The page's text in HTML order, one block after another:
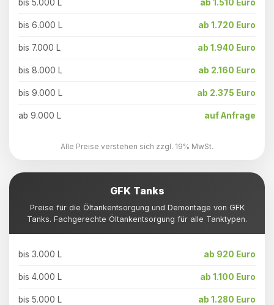
bis 5.000 L ab 1.510 Euro
bis 6.000 L ab 1.720 Euro
bis 7.000 L ab 1.940 Euro
bis 8.000 L ab 2.160 Euro
bis 9.000 L ab 2.375 Euro
ab 9.000 L auf Anfrage
Alle Preise verstehen sich zzgl. 19% MwSt.
GFK Tanks
Preise für die Öltankentsorgung und Demontage von GFK
Tanks. Fachgerechte Öltankentsorgung für alle Tanktypen.
bis 3.000 L ab 920 Euro
bis 4.000 L ab 1.100 Euro
bis 5.000 L ab 1.280 Euro